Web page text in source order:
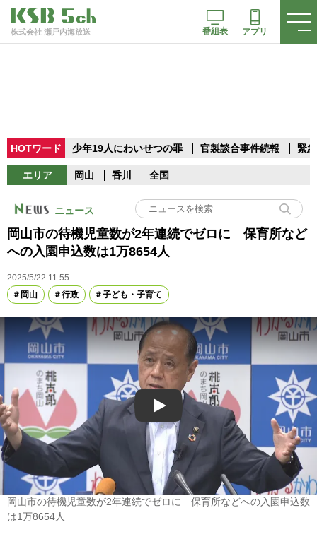
株式会社 瀬戸内海放送 番組表 アプリ
HOTワード 少年19人にわいせつの罪 官製談合事件続報 緊
エリア 岡山 香川 全国
ニュース
岡山市の待機児童数が2年連続でゼロに 保育所など
への入園申込数は1万8654人
2025/5/22 11:55
岡山
行政 子ども・子育て
Play
岡山市の待機児童数が2年連続でゼロに 保育所などへの入園申込数
は1万8654人